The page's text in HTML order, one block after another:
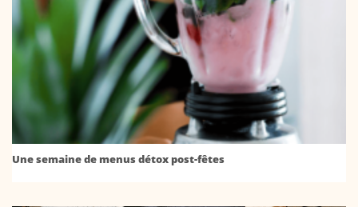
Une semaine de menus détox post-fêtes